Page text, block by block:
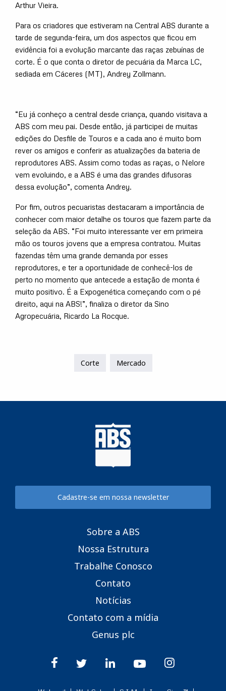
Arthur Vieira.
Para os criadores que estiveram na Central ABS durante a
tarde de segunda-feira, um dos aspectos que ficou em
evidência foi a evolução marcante das raças zebuínas de
corte. É o que conta o diretor de pecuária da Marca LC,
sediada em Cáceres (MT), Andrey Zollmann.
“Eu já conheço a central desde criança, quando visitava a
ABS com meu pai. Desde então, já participei de muitas
edições do Desfile de Touros e a cada ano é muito bom
rever os amigos e conferir as atualizações da bateria de
reprodutores ABS. Assim como todas as raças, o Nelore
vem evoluindo, e a ABS é uma das grandes difusoras
dessa evolução”, comenta Andrey.
Por fim, outros pecuaristas destacaram a importância de
conhecer com maior detalhe os touros que fazem parte da
seleção da ABS. “Foi muito interessante ver em primeira
mão os touros jovens que a empresa contratou. Muitas
fazendas têm uma grande demanda por esses
reprodutores, e ter a oportunidade de conhecê-los de
perto no momento que antecede a estação de monta é
muito positivo. É a Expogenética começando com o pé
direito, aqui na ABS!”, finaliza o diretor da Sino
Agropecuária, Ricardo La Rocque.
Corte Mercado
Cadastre-se em nossa newsletter
Sobre a ABS
Nossa Estrutura
Trabalhe Conosco
Contato
Notícias
Contato com a mídia
Genus plc